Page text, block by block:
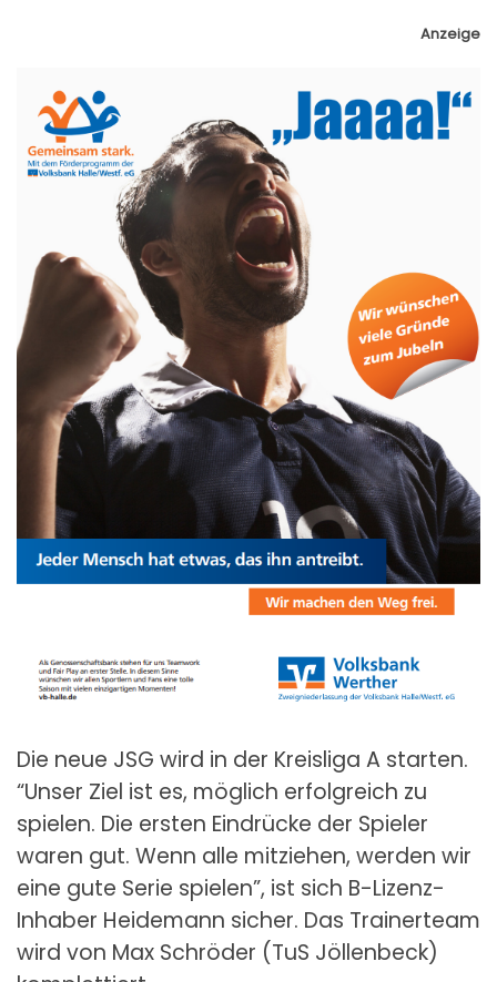
Anzeige
Die neue JSG wird in der Kreisliga A starten.
“Unser Ziel ist es, möglich erfolgreich zu
spielen. Die ersten Eindrücke der Spieler
waren gut. Wenn alle mitziehen, werden wir
eine gute Serie spielen”, ist sich B-Lizenz-
Inhaber Heidemann sicher. Das Trainerteam
wird von Max Schröder (TuS Jöllenbeck)